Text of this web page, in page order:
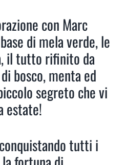
con Marc
di mela verde, le
il tutto rifinito da
bosco, menta ed
segreto che vi
estate!
tutti i